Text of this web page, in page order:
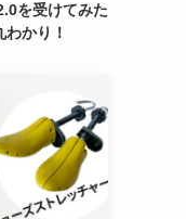
を受けてみた
かり！